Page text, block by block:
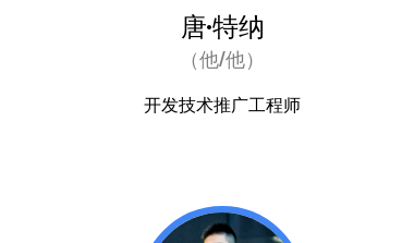
唐·特纳
（他/他）
开发技术推广工程师